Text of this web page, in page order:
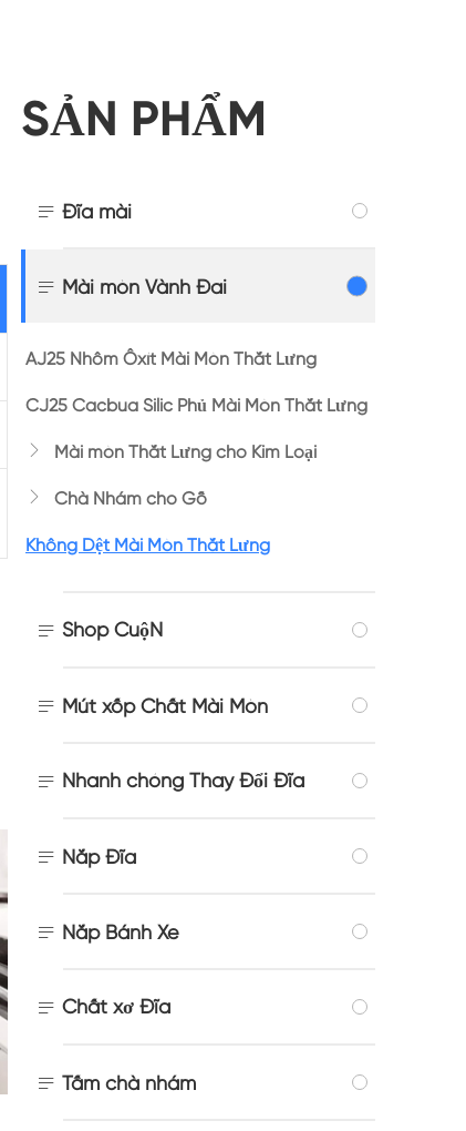
SẢN PHẨM
 Đĩa mài
 Mài mòn Vành Đai
AJ25 Nhôm Ôxít Mài Mòn Thắt Lưng
CJ25 Cacbua Silic Phủ Mài Mòn Thắt Lưng
 Mài mòn Thắt Lưng cho Kim Loại
 Chà Nhám cho Gỗ
Không Dệt Mài Mòn Thắt Lưng
 Shop CuộN
 Mút xốp Chất Mài Mòn
 Nhanh chóng Thay Đổi Đĩa
 Nắp Đĩa
 Nắp Bánh Xe
 Chất xơ Đĩa
 Tấm chà nhám